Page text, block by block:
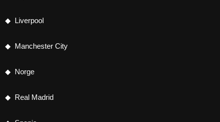
Liverpool
Manchester City
Norge
Real Madrid